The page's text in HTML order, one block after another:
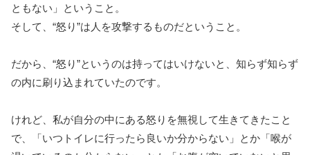
ともない」ということ。
そして、“怒り”は人を攻撃するものだということ。
だから、“怒り”というのは持ってはいけないと、知らず知らず
の内に刷り込まれていたのです。
けれど、私が自分の中にある怒りを無視して生きてきたこと
で、「いつトイレに行ったら良いか分からない」とか「喉が